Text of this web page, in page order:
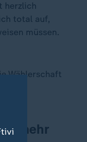
herzlich
total auf,
müssen.
Wählerschaft
mehr